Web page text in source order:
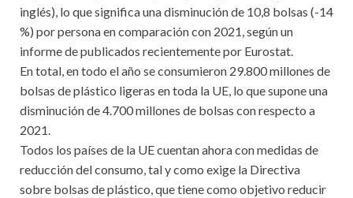
inglés), lo que significa una disminución de 10,8 bolsas (-14
%) por persona en comparación con 2021, según un
informe de publicados recientemente por Eurostat.
En total, en todo el año se consumieron 29.800 millones de
bolsas de plástico ligeras en toda la UE, lo que supone una
disminución de 4.700 millones de bolsas con respecto a
2021.
Todos los países de la UE cuentan ahora con medidas de
reducción del consumo, tal y como exige la Directiva
sobre bolsas de plástico, que tiene como objetivo reducir